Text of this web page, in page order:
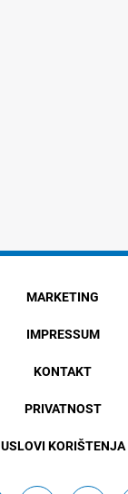
MARKETING
IMPRESSUM
KONTAKT
PRIVATNOST
USLOVI KORIŠTENJA